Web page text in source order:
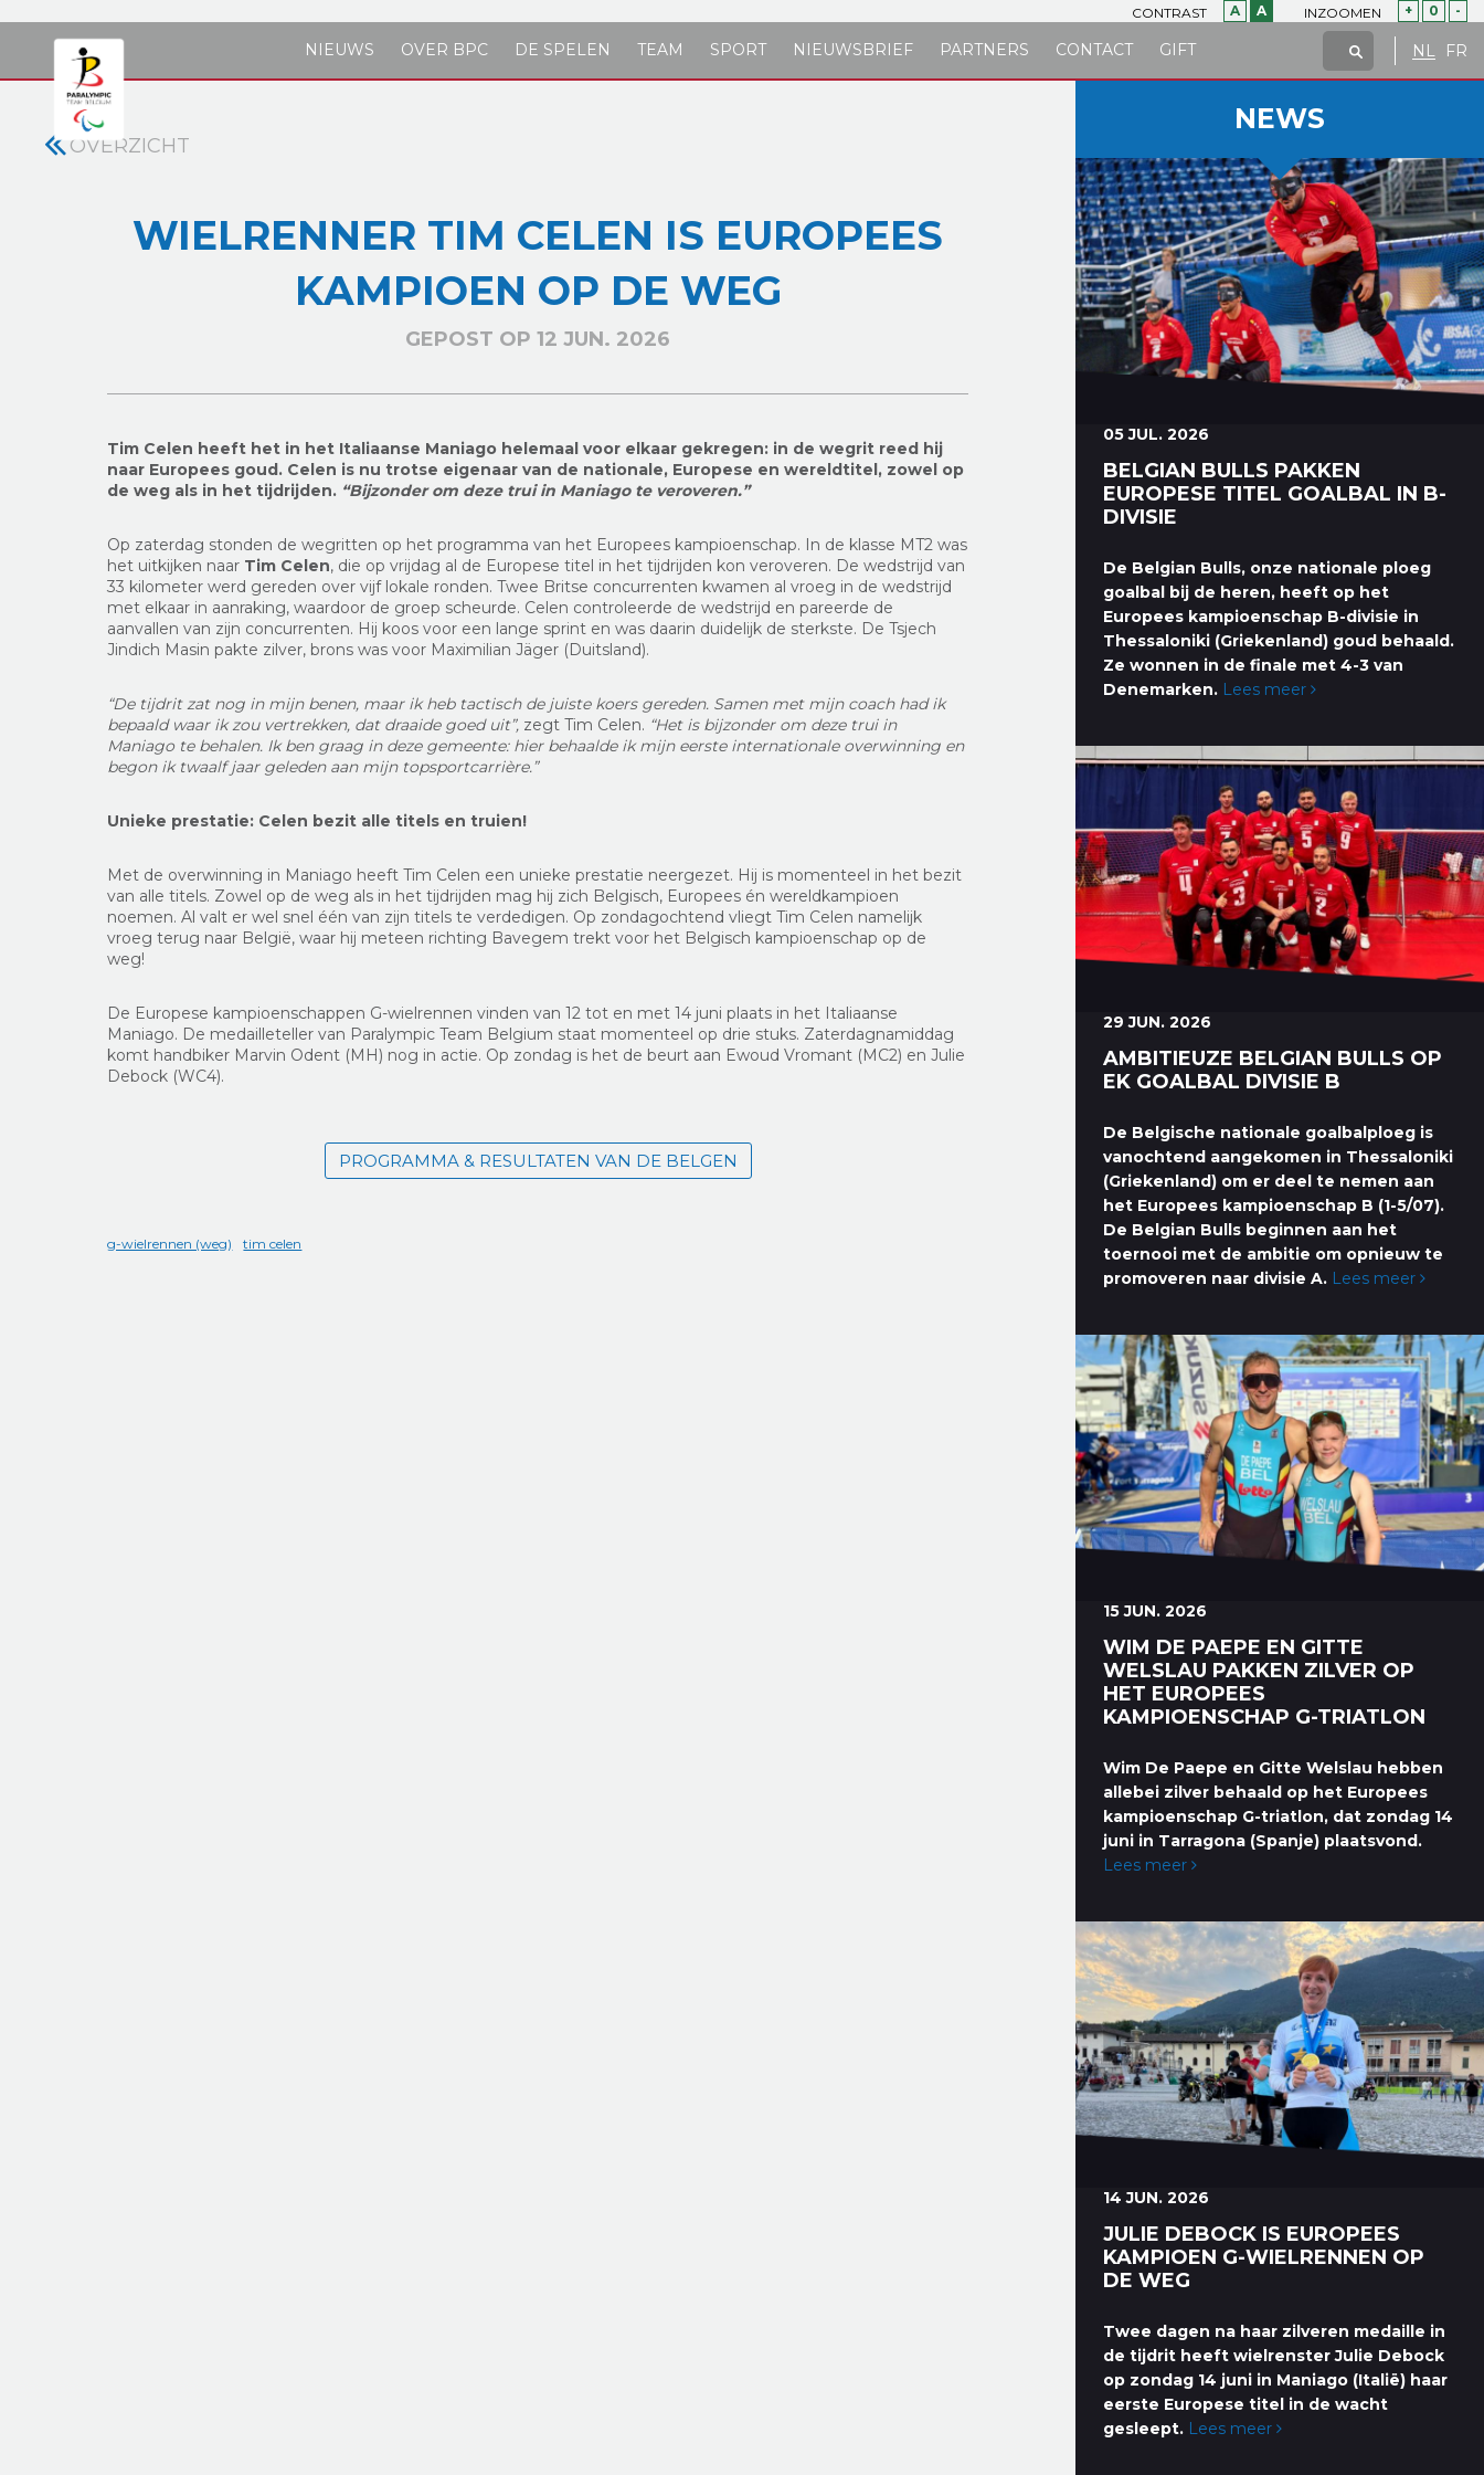
CONTRAST A A INZOOMEN + 0 -
NL FR
NIEUWS OVER BPC DE SPELEN TEAM SPORT NIEUWSBRIEF PARTNERS CONTACT GIFT
OVERZICHT
WIELRENNER TIM CELEN IS EUROPEES
KAMPIOEN OP DE WEG
GEPOST OP 12 JUN. 2026
Tim Celen heeft het in het Italiaanse Maniago helemaal voor elkaar gekregen: in de wegrit reed hij
naar Europees goud. Celen is nu trotse eigenaar van de nationale, Europese en wereldtitel, zowel op
de weg als in het tijdrijden. “Bijzonder om deze trui in Maniago te veroveren.”
Op zaterdag stonden de wegritten op het programma van het Europees kampioenschap. In de klasse MT2 was
het uitkijken naar Tim Celen, die op vrijdag al de Europese titel in het tijdrijden kon veroveren. De wedstrijd van
33 kilometer werd gereden over vijf lokale ronden. Twee Britse concurrenten kwamen al vroeg in de wedstrijd
met elkaar in aanraking, waardoor de groep scheurde. Celen controleerde de wedstrijd en pareerde de
aanvallen van zijn concurrenten. Hij koos voor een lange sprint en was daarin duidelijk de sterkste. De Tsjech
Jindich Masin pakte zilver, brons was voor Maximilian Jäger (Duitsland).
“De tijdrit zat nog in mijn benen, maar ik heb tactisch de juiste koers gereden. Samen met mijn coach had ik
bepaald waar ik zou vertrekken, dat draaide goed uit”, zegt Tim Celen. “Het is bijzonder om deze trui in
Maniago te behalen. Ik ben graag in deze gemeente: hier behaalde ik mijn eerste internationale overwinning en
begon ik twaalf jaar geleden aan mijn topsportcarrière.”
Unieke prestatie: Celen bezit alle titels en truien!
Met de overwinning in Maniago heeft Tim Celen een unieke prestatie neergezet. Hij is momenteel in het bezit
van alle titels. Zowel op de weg als in het tijdrijden mag hij zich Belgisch, Europees én wereldkampioen
noemen. Al valt er wel snel één van zijn titels te verdedigen. Op zondagochtend vliegt Tim Celen namelijk
vroeg terug naar België, waar hij meteen richting Bavegem trekt voor het Belgisch kampioenschap op de
weg!
De Europese kampioenschappen G-wielrennen vinden van 12 tot en met 14 juni plaats in het Italiaanse
Maniago. De medailleteller van Paralympic Team Belgium staat momenteel op drie stuks. Zaterdagnamiddag
komt handbiker Marvin Odent (MH) nog in actie. Op zondag is het de beurt aan Ewoud Vromant (MC2) en Julie
Debock (WC4).
PROGRAMMA & RESULTATEN VAN DE BELGEN
g-wielrennen (weg) tim celen
NEWS
05 JUL. 2026
BELGIAN BULLS PAKKEN
EUROPESE TITEL GOALBAL IN B-
DIVISIE
De Belgian Bulls, onze nationale ploeg
goalbal bij de heren, heeft op het
Europees kampioenschap B-divisie in
Thessaloniki (Griekenland) goud behaald.
Ze wonnen in de finale met 4-3 van
Denemarken. Lees meer
29 JUN. 2026
AMBITIEUZE BELGIAN BULLS OP
EK GOALBAL DIVISIE B
De Belgische nationale goalbalploeg is
vanochtend aangekomen in Thessaloniki
(Griekenland) om er deel te nemen aan
het Europees kampioenschap B (1-5/07).
De Belgian Bulls beginnen aan het
toernooi met de ambitie om opnieuw te
promoveren naar divisie A. Lees meer
15 JUN. 2026
WIM DE PAEPE EN GITTE
WELSLAU PAKKEN ZILVER OP
HET EUROPEES
KAMPIOENSCHAP G-TRIATLON
Wim De Paepe en Gitte Welslau hebben
allebei zilver behaald op het Europees
kampioenschap G-triatlon, dat zondag 14
juni in Tarragona (Spanje) plaatsvond.
Lees meer
14 JUN. 2026
JULIE DEBOCK IS EUROPEES
KAMPIOEN G-WIELRENNEN OP
DE WEG
Twee dagen na haar zilveren medaille in
de tijdrit heeft wielrenster Julie Debock
op zondag 14 juni in Maniago (Italië) haar
eerste Europese titel in de wacht
gesleept. Lees meer